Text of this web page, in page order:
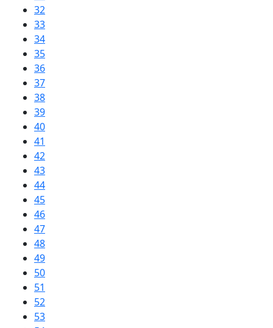
32
33
34
35
36
37
38
39
40
41
42
43
44
45
46
47
48
49
50
51
52
53